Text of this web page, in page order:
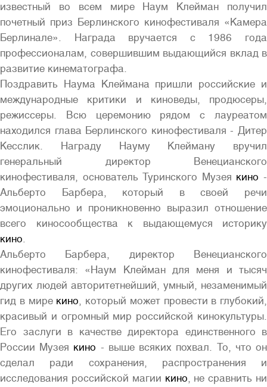
известный во всем мире Наум Клейман получил
почетный приз Берлинского кинофестиваля «Камера
Берлинале». Награда вручается с 1986 года
профессионалам, совершившим выдающийся вклад в
развитие кинематографа.
Поздравить Наума Клеймана пришли российские и
международные критики и киноведы, продюсеры,
режиссеры. Всю церемонию рядом с лауреатом
находился глава Берлинского кинофестиваля - Дитер
Кесслик. Награду Науму Клейману вручил
генеральный директор Венецианского
кинофестиваля, основатель Туринского Музея кино -
Альберто Барбера, который в своей речи
эмоционально и проникновенно выразил отношение
всего киносообщества к выдающемуся историку
кино.
Альберто Барбера, директор Венецианского
кинофестиваля: «Наум Клейман для меня и тысяч
других людей авторитетнейший, умный, незаменимый
гид в мире кино, который может провести в глубокий,
красивый и огромный мир российской кинокультуры.
Его заслуги в качестве директора единственного в
России Музея кино - выше всяких похвал. То, что он
сделал ради сохранения, распространения и
исследования российской магии кино, не сравнить ни